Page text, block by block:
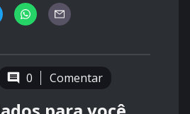
0 Comentar